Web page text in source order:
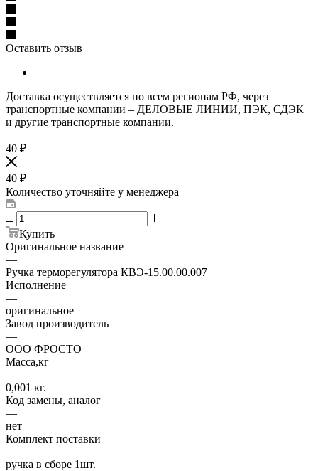
Оставить отзыв
Доставка осуществляется по всем регионам РФ, через
транспортные компании – ДЕЛОВЫЕ ЛИНИИ, ПЭК, СДЭК
и другие транспортные компании.
40 ₽
40 ₽
Количество уточняйте у менеджера
Купить
Оригинальное название
—
Ручка терморегулятора КВЭ-15.00.00.007
Исполнение
—
оригинальное
Завод производитель
—
ООО ФРОСТО
Масса,кг
—
0,001 кг.
Код замены, аналог
—
нет
Комплект поставки
—
ручка в сборе 1шт.